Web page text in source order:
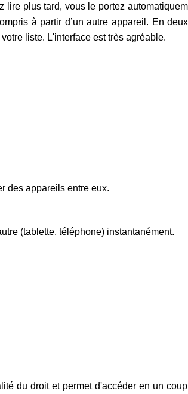
plus tard, vous le portez
à partir d’un autre appareil. En
liste. L'interface est très agréable.
des appareils entre eux.
(tablette, téléphone) instantanément.
du droit et permet d'accéder en un